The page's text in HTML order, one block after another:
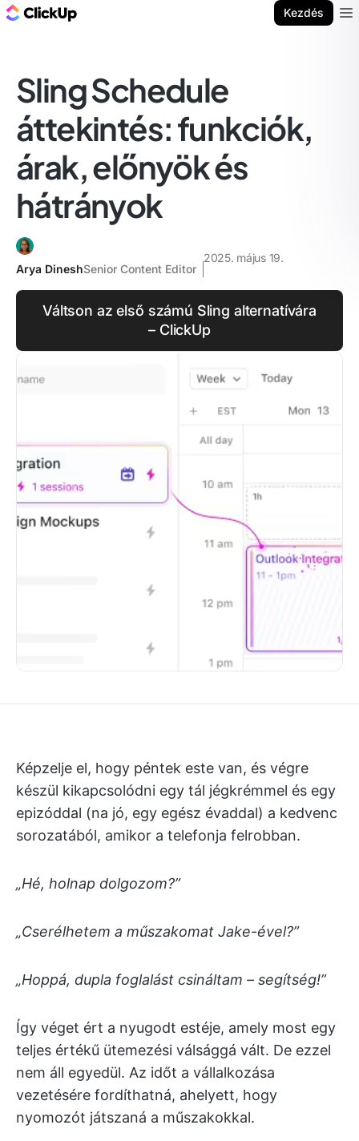
Kezdés
Sling Schedule
áttekintés: funkciók,
árak, előnyök és
hátrányok
Arya DineshSenior Content Editor
2025. május 19.
Váltson az első számú Sling alternatívára
– ClickUp
Képzelje el, hogy péntek este van, és végre
készül kikapcsolódni egy tál jégkrémmel és egy
epizóddal (na jó, egy egész évaddal) a kedvenc
sorozatából, amikor a telefonja felrobban.
„Hé, holnap dolgozom?”
„Cserélhetem a műszakomat Jake-ével?”
„Hoppá, dupla foglalást csináltam – segítség!”
Így véget ért a nyugodt estéje, amely most egy
teljes értékű ütemezési válsággá vált. De ezzel
nem áll egyedül. Az időt a vállalkozása
vezetésére fordíthatná, ahelyett, hogy
nyomozót játszaná a műszakokkal.